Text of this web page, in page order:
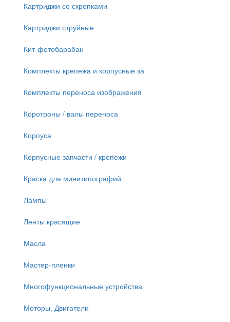
Картриджи со скрепками
Картриджи струйные
Кит-фотобарабан
Комплекты крепежа и корпусные за
Комплекты переноса изображения
Коротроны / валы переноса
Корпуса
Корпусные запчасти / крепежи
Краска для минитипографий
Лампы
Ленты красящие
Масла
Мастер-пленки
Многофункциональные устройства
Моторы, Двигатели